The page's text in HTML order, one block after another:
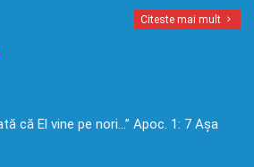
Citeste mai mult
că El vine pe nori…” Apoc. 1: 7 Așa